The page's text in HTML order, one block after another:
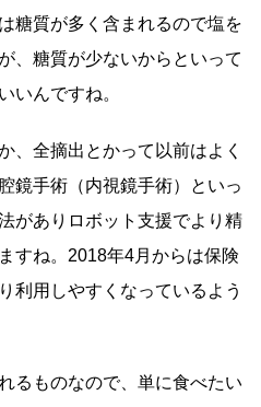
糖質が多く含まれるので塩を
、糖質が少ないからといって
いんですね。
、全摘出とかって以前はよく
鏡手術（内視鏡手術）といっ
がありロボット支援でより精
すね。2018年4月からは保険
利用しやすくなっているよう
るものなので、単に食べたい